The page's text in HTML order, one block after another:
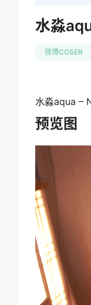
水淼
微博COSER
水淼aqua –
预览图